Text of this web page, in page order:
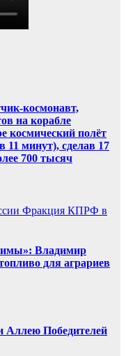
космонавт,
на корабле
космический полёт
11 минут), сделав 17
700 тысяч
Фракция КПРФ в
Владимир
для аграриев
Аллею Победителей